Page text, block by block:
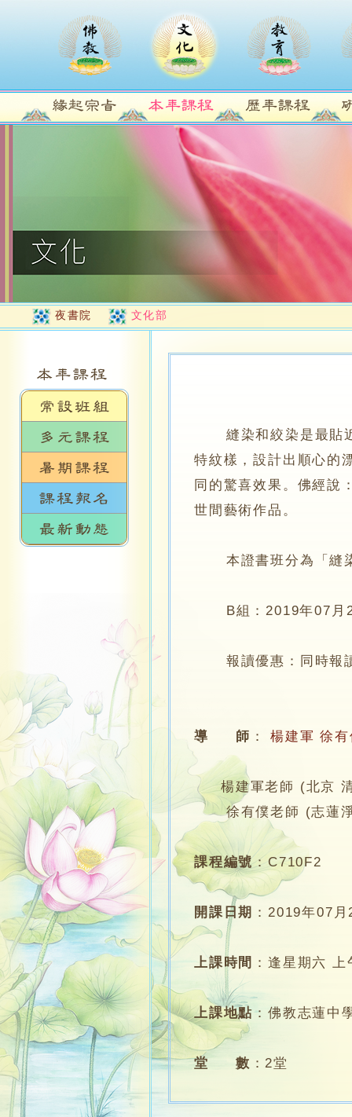
夜書院 文化部
縫染和絞染是最貼近
特紋樣，設計出順心的
同的驚喜效果。佛經說
世間藝術作品。
本證書班分為「縫染
B組：2019年07月
報讀優惠：同時報讀
導 師 ： 楊建軍 徐
楊建軍老師 (北京 清
徐有僕老師 (志蓮淨
課程編號：C710F2
開課日期 ：2019年07月
上課時間 ：逢星期六
上課地點：佛教志蓮中
堂 數 ：2堂